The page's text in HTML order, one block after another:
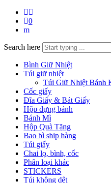
0
Search here
Bình Giữ Nhiệt
Túi giữ nhiệt
Túi Giữ Nhiệt Bánh
Cốc giấy
Đĩa Giấy & Bát Giấy
Hộp đựng bánh
Bánh Mì
Hộp Quà Tặng
Bao bì ship hàng
Túi giấy
Chai lọ, bình, cốc
Phân loại khác
STICKERS
Túi không dệt